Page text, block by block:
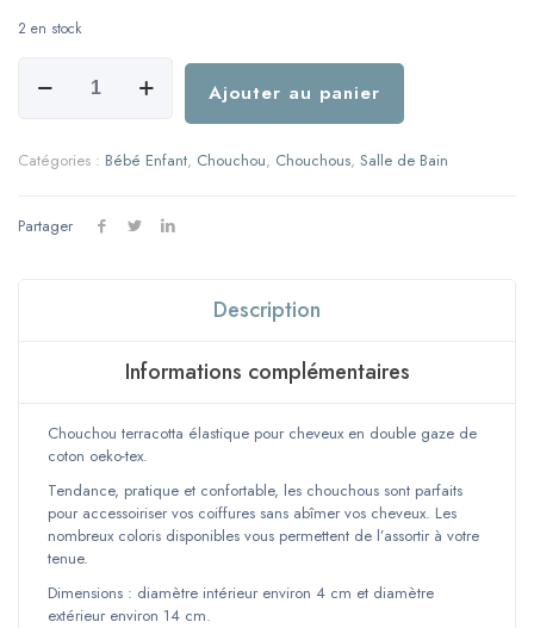
2 en stock
Double
Terracotta
Ajouter au panier
Catégories : Bébé Enfant, Chouchou, Chouchous, Salle de Bain
Partager
Description
Informations complémentaires
Chouchou terracotta élastique pour cheveux en double gaze de
coton oeko-tex.
Tendance, pratique et confortable, les chouchous sont parfaits
pour accessoiriser vos coiffures sans abîmer vos cheveux. Les
nombreux coloris disponibles vous permettent de l’assortir à votre
tenue.
Dimensions : diamètre intérieur environ 4 cm et diamètre
extérieur environ 14 cm.